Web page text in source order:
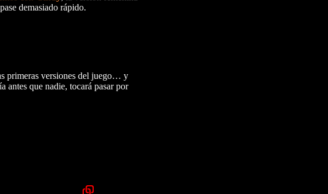
demasiado rápido.
primeras versiones del juego… y
antes que nadie, tocará pasar por